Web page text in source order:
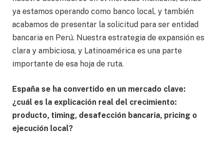
ya estamos operando como banco local, y también
acabamos de presentar la solicitud para ser entidad
bancaria en Perú. Nuestra estrategia de expansión es
clara y ambiciosa, y Latinoamérica es una parte
importante de esa hoja de ruta.
España se ha convertido en un mercado clave:
¿cuál es la explicación real del crecimiento:
producto, timing, desafección bancaria, pricing o
ejecución local?